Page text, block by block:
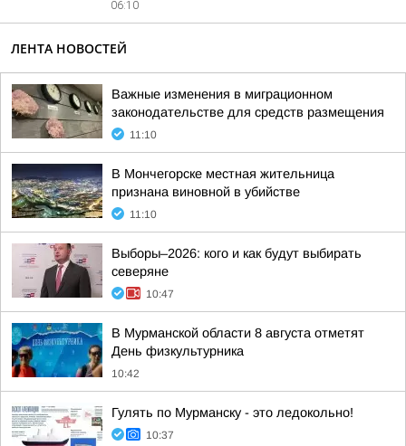
06:10
ЛЕНТА НОВОСТЕЙ
Важные изменения в миграционном
законодательстве для средств размещения
11:10
В Мончегорске местная жительница
признана виновной в убийстве
11:10
Выборы–2026: кого и как будут выбирать
северяне
10:47
В Мурманской области 8 августа отметят
День физкультурника
10:42
Гулять по Мурманску - это ледокольно!
10:37